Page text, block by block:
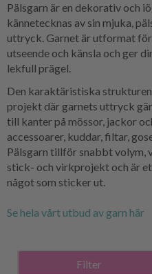
Pälsgarn är en dekorativ och
kännetecknas av sin mjuka,
uttryck. Garnet är utformat
utseende och känsla och ger
lekfull prägel.
Den karaktäristiska
projekt där garnets uttryck
till kanter på mössor, jackor
accessoarer, kuddar, filtar,
Pälsgarn tillför snabbt volym,
stick- och virkprojekt och är
något som sticker ut.
Se hela vårt utbud av garn här
Filter